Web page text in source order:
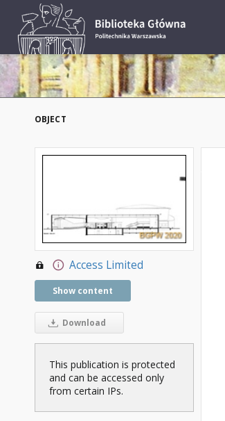
OBJECT
Access Limited
Show content
Download
This publication is protected
and can be accessed only
from certain IPs.